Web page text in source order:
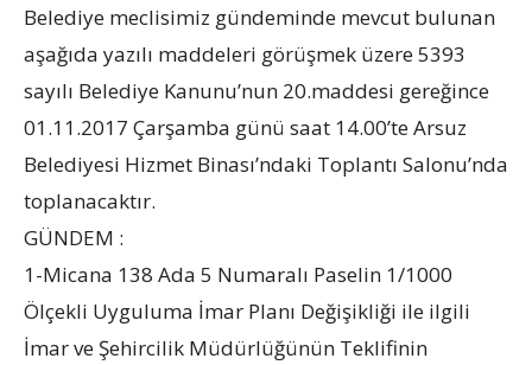
Belediye meclisimiz gündeminde mevcut bulunan
aşağıda yazılı maddeleri görüşmek üzere 5393
sayılı Belediye Kanunu’nun 20.maddesi gereğince
01.11.2017 Çarşamba günü saat 14.00’te Arsuz
Belediyesi Hizmet Binası’ndaki Toplantı Salonu’nda
toplanacaktır.
GÜNDEM :
1-Micana 138 Ada 5 Numaralı Paselin 1/1000
Ölçekli Uyguluma İmar Planı Değişikliği ile ilgili
İmar ve Şehircilik Müdürlüğünün Teklifinin